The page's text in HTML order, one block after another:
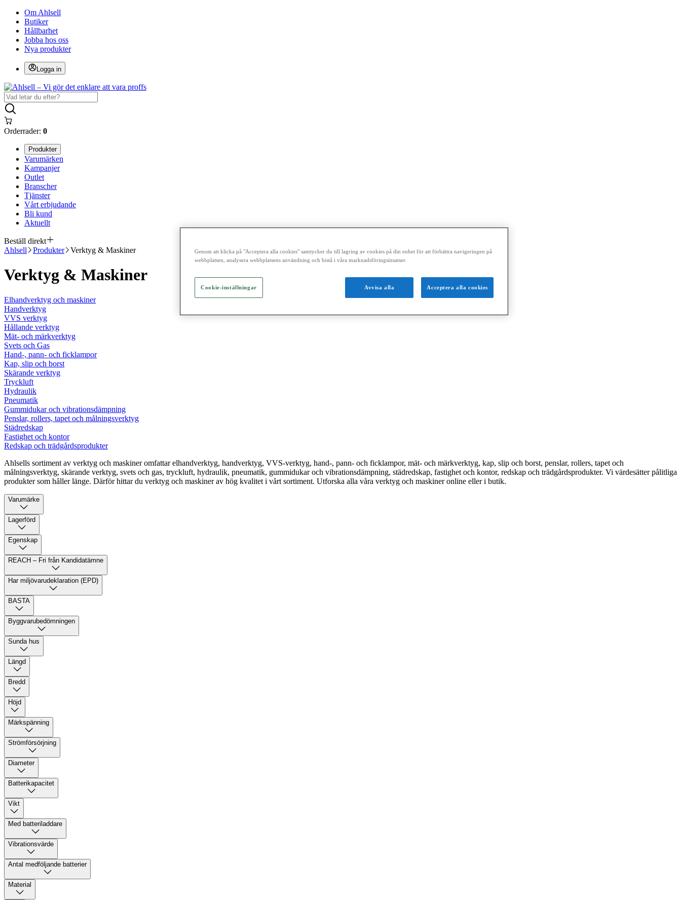
Om Ahlsell
Butiker
Hållbarhet
Jobba hos oss
Nya produkter
Logga in
Orderrader: 0
Produkter
Varumärken
Kampanjer
Outlet
Branscher
Tjänster
Vårt erbjudande
Bli kund
Aktuellt
Beställ direkt
Ahlsell
Produkter Verktyg & Maskiner
Verktyg & Maskiner
Elhandverktyg och maskiner
Handverktyg
VVS verktyg
Hållande verktyg
Mät- och märkverktyg
Svets och Gas
Hand-, pann- och ficklampor
Kap, slip och borst
Skärande verktyg
Tryckluft
Hydraulik
Pneumatik
Gummidukar och vibrationsdämpning
Penslar, rollers, tapet och målningsverktyg
Städredskap
Fastighet och kontor
Redskap och trädgårdsprodukter
Ahlsells sortiment av verktyg och maskiner omfattar elhandverktyg, handverktyg, VVS-verktyg, hand-, pann- och ficklampor, mät- och märkverktyg, kap, slip och borst, penslar, rollers, tapet och
målningsverktyg, skärande verktyg, svets och gas, tryckluft, hydraulik, pneumatik, gummidukar och vibrationsdämpning, städredskap, fastighet och kontor, redskap och trädgårdsprodukter. Vi värdesätter pålitliga
produkter som håller länge. Därför hittar du verktyg och maskiner av hög kvalitet i vårt sortiment. Utforska alla våra verktyg och maskiner online eller i butik.
Varumärke
Lagerförd
Egenskap
REACH – Fri från Kandidatämne
Har miljövarudeklaration (EPD)
BASTA
Byggvarubedömningen
Sunda hus
Längd
Bredd
Höjd
Märkspänning
Strömförsörjning
Diameter
Batterikapacitet
Vikt
Med batteriladdare
Vibrationsvärde
Antal medföljande batterier
Material
Genom att klicka på "Acceptera alla cookies" samtycker du till lagring av cookies på din enhet för att förbättra navigeringen på
webbplatsen, analysera webbplatsens användning och bistå i våra marknadsföringsinsatser.
Cookie-inställningar Avvisa alla Acceptera alla cookies